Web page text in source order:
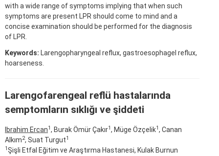
with a wide range of symptoms implying that when such
symptoms are present LPR should come to mind and a
concise examination should be performed for the diagnosis
of LPR.
Keywords: Larengopharyngeal reflux, gastroesophagel reflux,
hoarseness.
Larengofarengeal reflü hastalarında
semptomların sıklığı ve şiddeti
Ibrahim Ercan1, Burak Ömür Çakır1, Müge Özçelik1, Canan
Alkım2, Suat Turgut1
1Şişli Etfal Eğitim ve Araştırma Hastanesi, Kulak Burnun